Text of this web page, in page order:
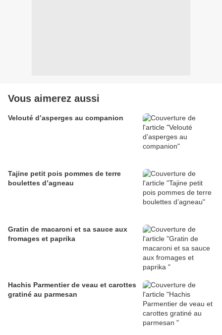
Vous aimerez aussi
Velouté d’asperges au companion
Tajine petit pois pommes de terre
boulettes d’agneau
Gratin de macaroni et sa sauce aux
fromages et paprika
Hachis Parmentier de veau et carottes
gratiné au parmesan